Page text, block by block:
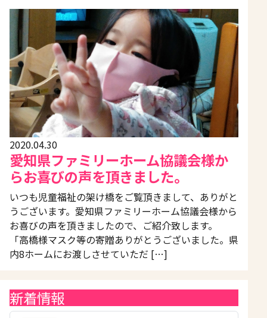
2020.04.30
愛知県ファミリーホーム協議会様か
らお喜びの声を頂きました。
いつも児童福祉の架け橋をご覧頂きまして、ありがと
うございます。愛知県ファミリーホーム協議会様から
お喜びの声を頂きましたので、ご紹介致します。
「高橋様マスク等の寄贈ありがとうございました。県
内8ホームにお渡しさせていただ […]
新着情報